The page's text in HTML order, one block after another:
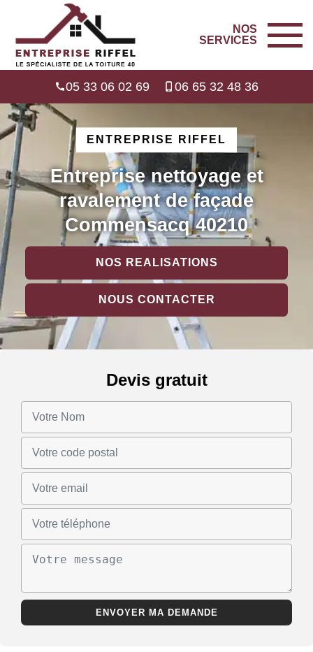
NOS
SERVICES
05 33 06 02 69 06 65 32 48 36
ENTREPRISE RIFFEL
Entreprise nettoyage et
ravalement de façade
Commensacq 40210
NOS REALISATIONS
NOUS CONTACTER
Devis gratuit